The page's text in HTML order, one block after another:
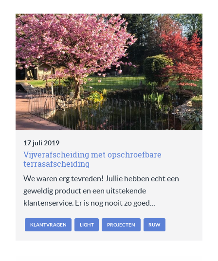
17 juli 2019
Vijverafscheiding met opschroefbare
terrasafscheiding
We waren erg tevreden! Jullie hebben echt een
geweldig product en een uitstekende
klantenservice. Er is nog nooit zo goed…
KLANTVRAGEN LIGHT PROJECTEN RUW